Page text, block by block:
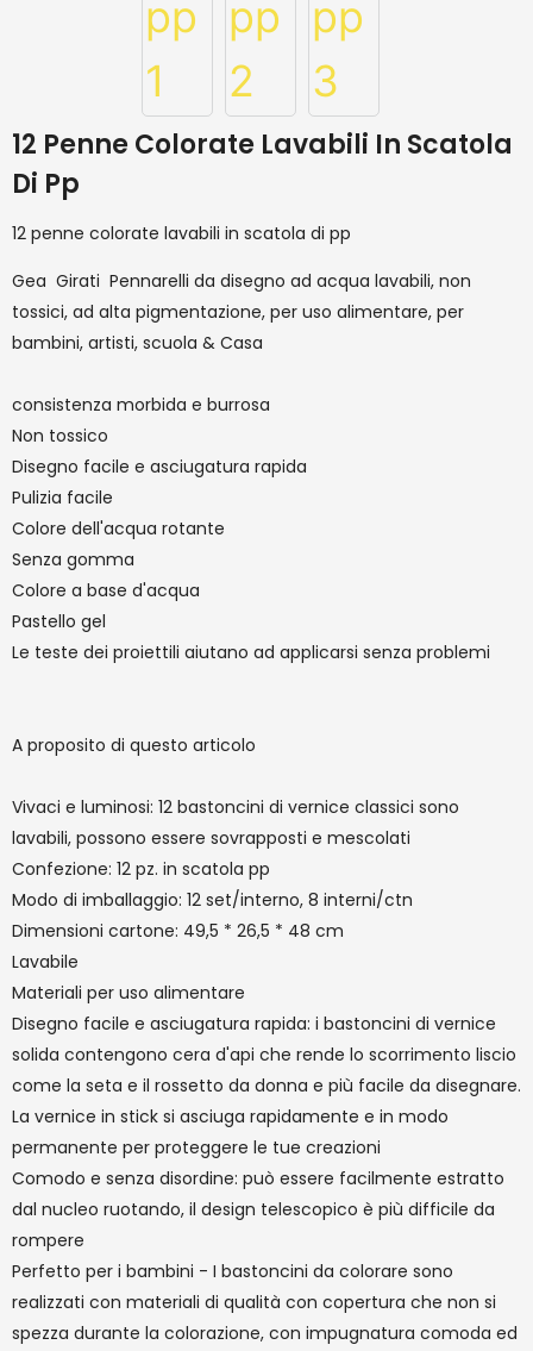
12 Penne Colorate Lavabili In Scatola
Di Pp
12 penne colorate lavabili in scatola di pp
Gea Girati Pennarelli da disegno ad acqua lavabili, non
tossici, ad alta pigmentazione, per uso alimentare, per
bambini, artisti, scuola & Casa
consistenza morbida e burrosa
Non tossico
Disegno facile e asciugatura rapida
Pulizia facile
Colore dell'acqua rotante
Senza gomma
Colore a base d'acqua
Pastello gel
Le teste dei proiettili aiutano ad applicarsi senza problemi
A proposito di questo articolo
Vivaci e luminosi: 12 bastoncini di vernice classici sono
lavabili, possono essere sovrapposti e mescolati
Confezione: 12 pz. in scatola pp
Modo di imballaggio: 12 set/interno, 8 interni/ctn
Dimensioni cartone: 49,5 * 26,5 * 48 cm
Lavabile
Materiali per uso alimentare
Disegno facile e asciugatura rapida: i bastoncini di vernice
solida contengono cera d'api che rende lo scorrimento liscio
come la seta e il rossetto da donna e più facile da disegnare.
La vernice in stick si asciuga rapidamente e in modo
permanente per proteggere le tue creazioni
Comodo e senza disordine: può essere facilmente estratto
dal nucleo ruotando, il design telescopico è più difficile da
rompere
Perfetto per i bambini - I bastoncini da colorare sono
realizzati con materiali di qualità con copertura che non si
spezza durante la colorazione, con impugnatura comoda ed